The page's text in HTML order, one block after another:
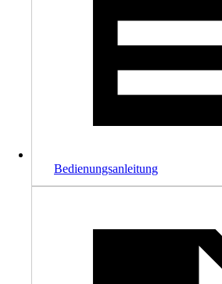
Bedienungsanleitung